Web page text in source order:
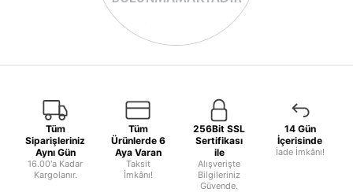
Tüm
Siparişleriniz
Aynı Gün
16.00'a Kadar
Kargolanır.
Tüm
Ürünlerde 6
Aya Varan
Taksit
İmkânı!
256Bit SSL
Sertifikası
ile
Alışverişte
Bilgileriniz
Güvende.
14 Gün
İçerisinde
İade İmkânı!